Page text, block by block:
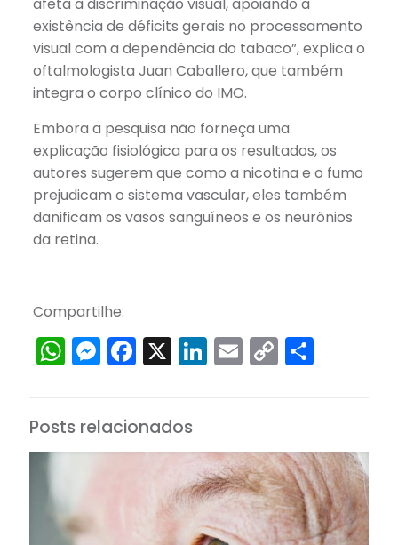
existência de déficits gerais no processamento
visual com a dependência do tabaco”, explica o
oftalmologista Juan Caballero, que também
integra o corpo clínico do IMO.
Embora a pesquisa não forneça uma
explicação fisiológica para os resultados, os
autores sugerem que como a nicotina e o fumo
prejudicam o sistema vascular, eles também
danificam os vasos sanguíneos e os neurônios
da retina.
Compartilhe:
WhatsApp
Messenger
Facebook
X LinkedIn
Email
Copy
Link
Share
Posts relacionados